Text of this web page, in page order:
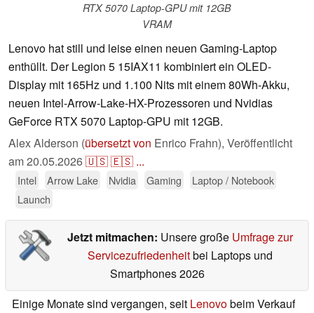
RTX 5070 Laptop-GPU mit 12GB
VRAM
Lenovo hat still und leise einen neuen Gaming-Laptop
enthüllt. Der Legion 5 15IAX11 kombiniert ein OLED-
Display mit 165Hz und 1.100 Nits mit einem 80Wh-Akku,
neuen Intel-Arrow-Lake-HX-Prozessoren und Nvidias
GeForce RTX 5070 Laptop-GPU mit 12GB.
Alex Alderson (übersetzt von Enrico Frahn), Veröffentlicht
am20.05.2026🇺🇸🇪🇸 ...
Intel Arrow Lake Nvidia Gaming
Laptop / Notebook
Launch
Jetzt mitmachen: Unsere große Umfrage zur
Servicezufriedenheitbei Laptops und
Smartphones 2026
Einige Monate sind vergangen, seit Lenovobeim Verkauf